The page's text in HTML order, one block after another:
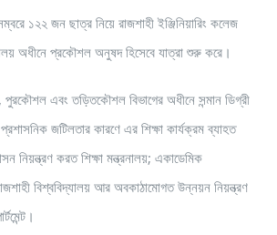
১২২ জন ছাত্র নিয়ে রাজশাহী ইঞ্জিনিয়ারিং কলেজ
অধীনে প্রকৌশল অনুষদ হিসেবে যাত্রা শুরু করে।
এবং তড়িতকৌশল বিভাগের অধীনে সন্মান ডিগ্রী
জটিলতার কারণে এর শিক্ষা কার্যক্রম ব্যাহত
নিয়ন্ত্রণ করত শিক্ষা মন্ত্রনালয়; একাডেমিক
বিশ্ববিদ্যালয় আর অবকাঠামোগত উন্নয়ন নিয়ন্ত্রণ